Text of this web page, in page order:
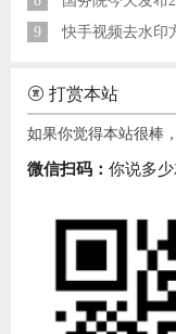
9
快手视频去水印
打赏本站
如果你觉得本站很棒
微信扫码： 你说多